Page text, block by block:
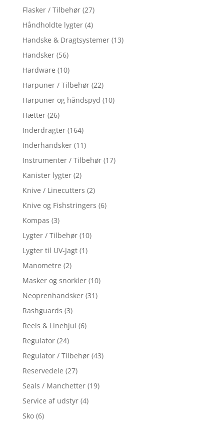
Flasker / Tilbehør (27)
Håndholdte lygter (4)
Handske & Dragtsystemer (13)
Handsker (56)
Hardware (10)
Harpuner / Tilbehør (22)
Harpuner og håndspyd (10)
Hætter (26)
Inderdragter (164)
Inderhandsker (11)
Instrumenter / Tilbehør (17)
Kanister lygter (2)
Knive / Linecutters (2)
Knive og Fishstringers (6)
Kompas (3)
Lygter / Tilbehør (10)
Lygter til UV-Jagt (1)
Manometre (2)
Masker og snorkler (10)
Neoprenhandsker (31)
Rashguards (3)
Reels & Linehjul (6)
Regulator (24)
Regulator / Tilbehør (43)
Reservedele (27)
Seals / Manchetter (19)
Service af udstyr (4)
Sko (6)